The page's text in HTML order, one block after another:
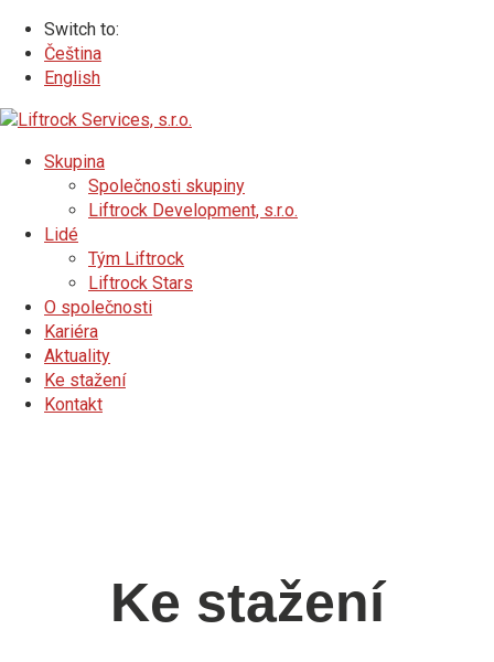
Switch to:
Čeština
English
Skupina
Společnosti skupiny
Liftrock Development, s.r.o.
Lidé
Tým Liftrock
Liftrock Stars
O společnosti
Kariéra
Aktuality
Ke stažení
Kontakt
Ke stažení